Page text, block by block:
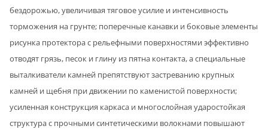
бездорожью, увеличивая тяговое усилие и интенсивность
торможения на грунте; поперечные канавки и боковые элементы
рисунка протектора с рельефными поверхностями эффективно
отводят грязь, песок и глину из пятна контакта, а специальные
выталкиватели камней препятствуют застреванию крупных
камней и щебня при движении по каменистой поверхности;
усиленная конструкция каркаса и многослойная ударостойкая
структура с прочными синтетическими волокнами повышают